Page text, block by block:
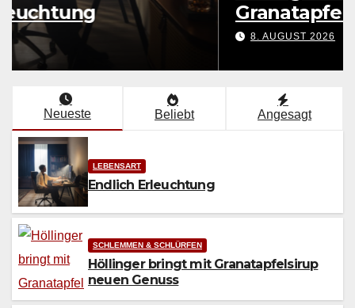
Endlich Erleuchtung
8. AUGUST 2026
Neueste Beliebt Angesagt
LEBENSART
Endlich Erleuchtung
SCHLEMMEN & SCHLÜRFEN
Höllinger bringt mit Granatapfelsirup
neuen Genuss